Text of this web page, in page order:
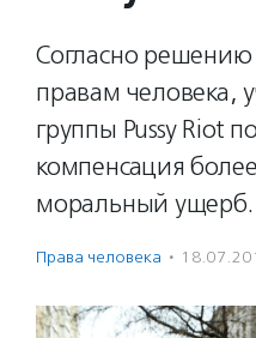
Согласно решению
правам человека,
группы Pussy Riot
компенсация
моральный ущерб.
Права человека ·